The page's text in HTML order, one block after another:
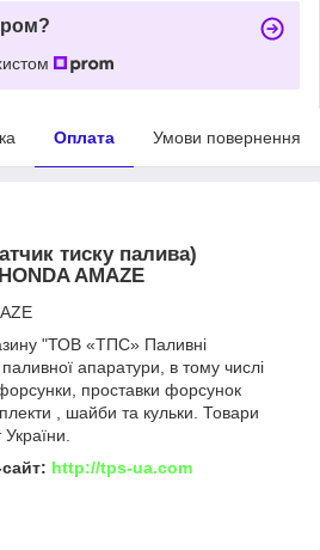
Оплата Умови повернення
тиску палива)
AMAZE
"ТОВ «ТПС» Паливні
апаратури, в тому числі
проставки форсунок
, шайби та кульки. Товари
http://tps-ua.com